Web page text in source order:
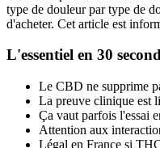
type de douleur par type de
d'acheter. Cet article est
L'essentiel en 30
Le CBD ne supprime
La preuve clinique est
Ça vaut parfois l'essai
Attention aux
Légal en France si